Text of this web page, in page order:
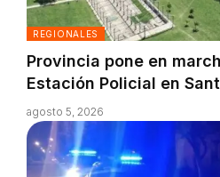
REGIONALES
Provincia pone en
Estación Policial en
agosto 5, 2026